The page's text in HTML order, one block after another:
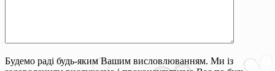
Будемо раді будь-яким Вашим висловлюванням. Ми із